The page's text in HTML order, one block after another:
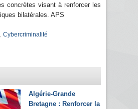
concrètes visant à renforcer les
bilatérales. APS
Cybercriminalité
Algérie-Grande
Bretagne : Renforcer la